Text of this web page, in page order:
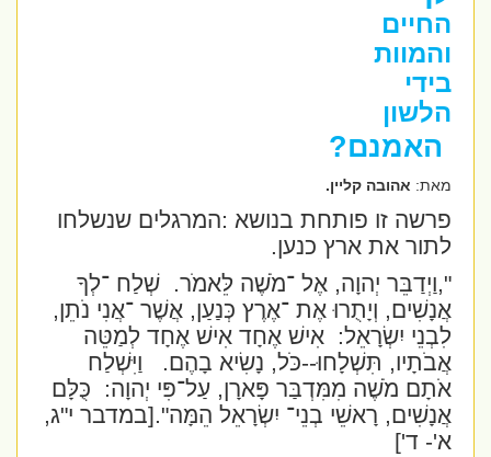
החיים
והמוות
בידי
הלשון
האמנם?
מאת:אהובה קליין.
פרשה זו פותחת בנושא :המרגלים שנשלחו
לתור את ארץ כנען.
",וַיְדַבֵּר יְהוָה, אֶל ־מֹשֶׁה לֵּאמֹר. שְׁלַח ־לְךָ
אֲנָשִׁים, וְיָתֻרוּ אֶת ־אֶרֶץ כְּנַעַן, אֲשֶׁר ־אֲנִי נֹתֵן,
לִבְנֵי יִשְׂרָאֵל: אִישׁ אֶחָד אִישׁ אֶחָד לְמַטֵּה
אֲבֹתָיו, תִּשְׁלָחוּ--כֹּל, נָשִׂיא בָהֶם. וַיִּשְׁלַח
אֹתָם מֹשֶׁה מִמִּדְבַּר פָּארָן, עַל־פִּי יְהוָה: כֻּלָּם
אֲנָשִׁים, רָאשֵׁי בְנֵי־ יִשְׂרָאֵל הֵמָּה".[במדבר י"ג,
א'- ד']